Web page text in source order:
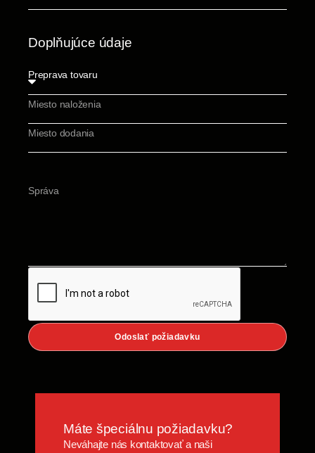
Doplňujúce údaje
Odoslať požiadavku
Máte špeciálnu požiadavku?
Neváhajte nás kontaktovať a naši